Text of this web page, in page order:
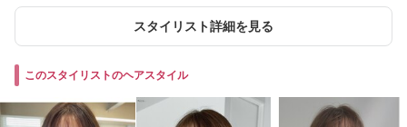
スタイリスト詳細を見る
このスタイリストのヘアスタイル